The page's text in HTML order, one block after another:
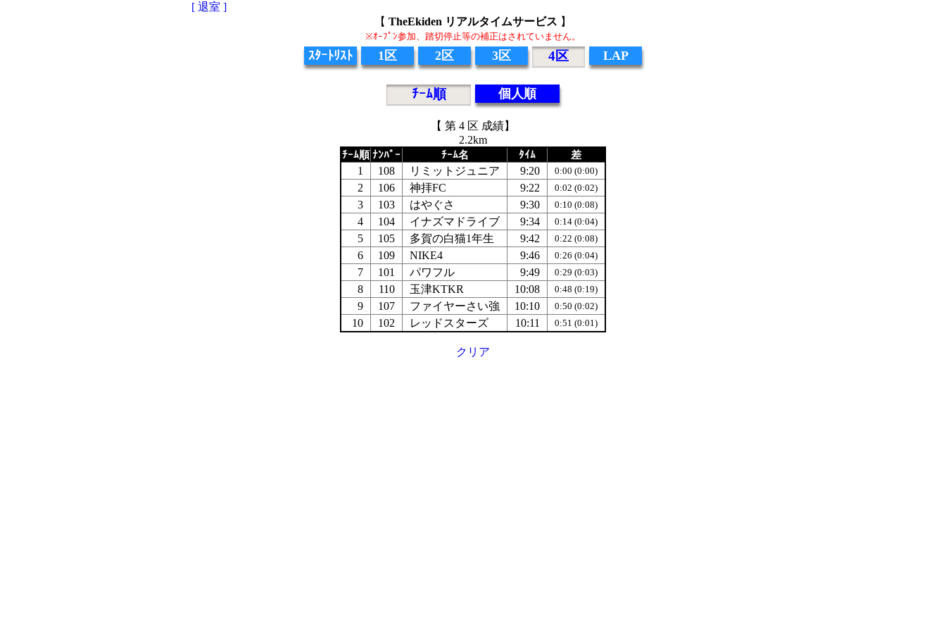
[ 退室 ]
【 TheEkiden リアルタイムサービス 】
※ｵｰﾌﾟﾝ参加、踏切停止等の補正はされていません。
ｽﾀｰﾄﾘｽﾄ 1区 2区 3区 4区 LAP
ﾁｰﾑ順 個人順
【 第 4 区 成績】
2.2km
ﾁｰﾑ順 ﾅﾝﾊﾞｰ ﾁｰﾑ名 ﾀｲﾑ 差
1 108 リミットジュニア 9:20 0:00 (0:00)
2 106 神拝FC 9:22 0:02 (0:02)
3 103 はやぐさ 9:30 0:10 (0:08)
4 104 イナズマドライブ 9:34 0:14 (0:04)
5 105 多賀の白猫1年生 9:42 0:22 (0:08)
6 109 NIKE4 9:46 0:26 (0:04)
7 101 パワフル 9:49 0:29 (0:03)
8 110 玉津KTKR 10:08 0:48 (0:19)
9 107 ファイヤーさい強 10:10 0:50 (0:02)
10 102 レッドスターズ 10:11 0:51 (0:01)
クリア